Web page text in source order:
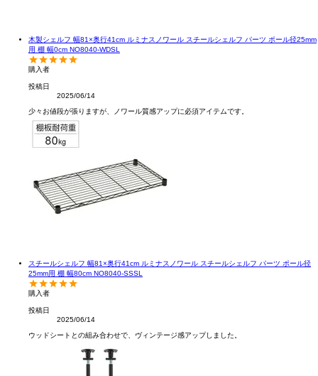
木製シェルフ 幅81×奥行41cm ルミナスノワール スチールシェルフ パーツ ポール径25mm
用 棚 幅0cm NO8040-WDSL
購入者
投稿日
2025/06/14
少々お値段が張りますが、ノワール質感アップに必須アイテムです。
スチールシェルフ 幅81×奥行41cm ルミナスノワール スチールシェルフ パーツ ポール径
25mm用 棚 幅80cm NO8040-SSSL
購入者
投稿日
2025/06/14
ウッドシートとの組み合わせで、ヴィンテージ感アップしました。